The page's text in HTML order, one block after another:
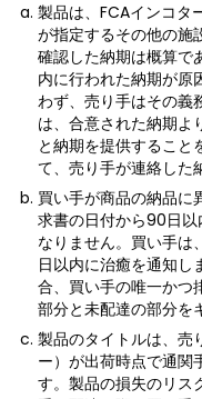
製品は、FCAインコタ
が指定するその他の施
確認した納期は概算で
内に行われた納期が原
わず、売り手はその義
は、合意された納期よ
と納期を提供すること
て、売り手が連絡した
買い手が商品の納品に
求書の日付から90日
なりません。買い手は
日以内に治癒を通知
合、買い手の唯一かつ
部分と未配達の部分を
製品のタイトルは、売
ー）が出荷時点で通関
す。製品の損失のリ